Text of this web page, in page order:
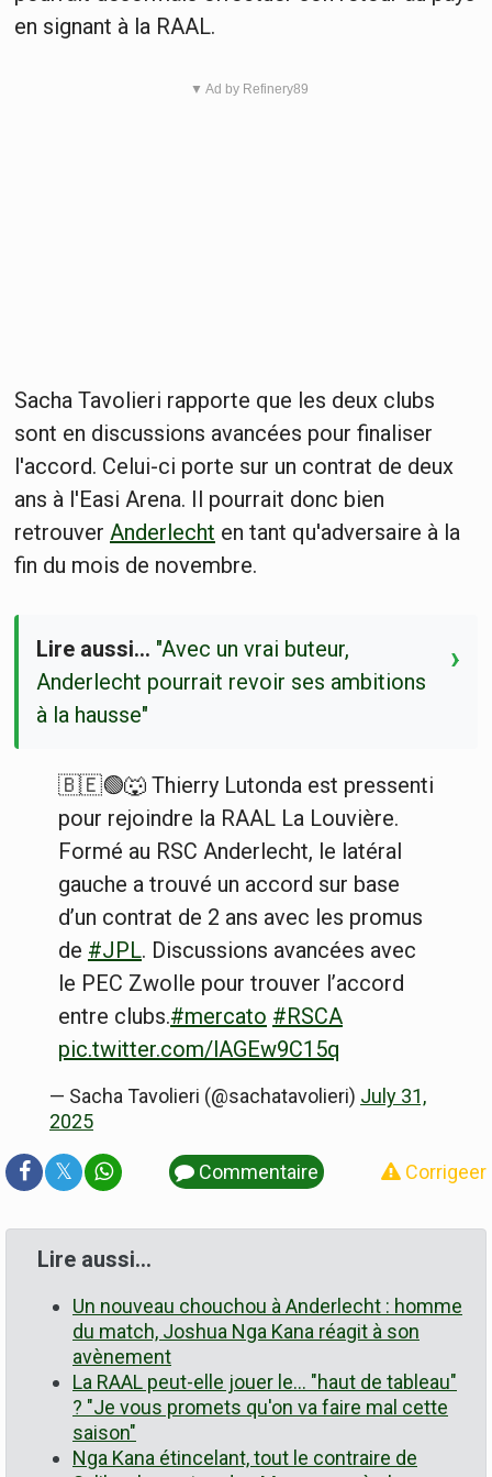
en signant à la RAAL.
▼ Ad by Refinery89
Sacha Tavolieri rapporte que les deux clubs
sont en discussions avancées pour finaliser
l'accord. Celui-ci porte sur un contrat de deux
ans à l'Easi Arena. Il pourrait donc bien
retrouver Anderlecht en tant qu'adversaire à la
fin du mois de novembre.
Lire aussi… "Avec un vrai buteur,
Anderlecht pourrait revoir ses ambitions
à la hausse"
›
🇧🇪🟢🐺 Thierry Lutonda est pressenti
pour rejoindre la RAAL La Louvière.
Formé au RSC Anderlecht, le latéral
gauche a trouvé un accord sur base
d’un contrat de 2 ans avec les promus
de #JPL. Discussions avancées avec
le PEC Zwolle pour trouver l’accord
entre clubs.#mercato #RSCA
pic.twitter.com/lAGEw9C15q
— Sacha Tavolieri (@sachatavolieri) July 31,
2025
𝕏 Commentaire Corrigeer
Lire aussi…
Un nouveau chouchou à Anderlecht : homme
du match, Joshua Nga Kana réagit à son
avènement
La RAAL peut-elle jouer le... "haut de tableau"
? "Je vous promets qu'on va faire mal cette
saison"
Nga Kana étincelant, tout le contraire de